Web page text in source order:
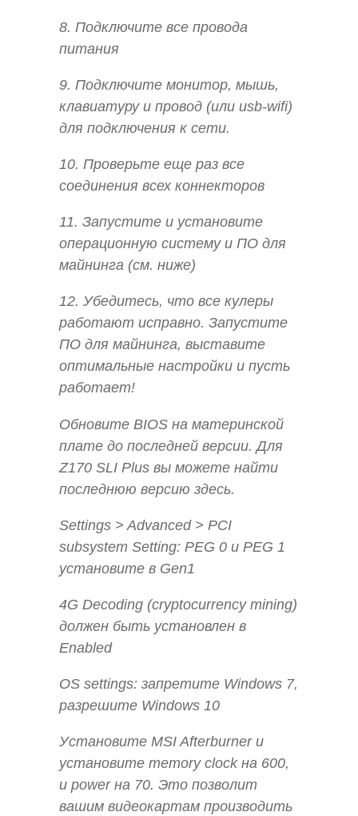
8. Подключите все провода
питания
9. Подключите монитор, мышь,
клавиатуру и провод (или usb-wifi)
для подключения к сети.
10. Проверьте еще раз все
соединения всех коннекторов
11. Запустите и установите
операционную систему и ПО для
майнинга (см. ниже)
12. Убедитесь, что все кулеры
работают исправно. Запустите
ПО для майнинга, выставите
оптимальные настройки и пусть
работает!
Обновите BIOS на материнской
плате до последней версии. Для
Z170 SLI Plus вы можете найти
последнюю версию здесь.
Settings > Advanced > PCI
subsystem Setting: PEG 0 и PEG 1
установите в Gen1
4G Decoding (cryptocurrency mining)
должен быть установлен в
Enabled
OS settings: запретите Windows 7,
разрешите Windows 10
Установите MSI Afterburner и
установите memory clock на 600,
и power на 70. Это позволит
вашим видеокартам производить